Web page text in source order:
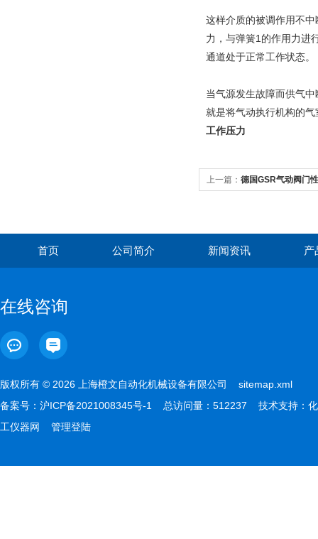
这样介质的被调作用不
力，与弹簧1的作用力进
通道处于正常工作状态。
当气源发生故障而供气
就是将气动执行机构的
工作压力
上一篇： 德国GSR气动阀门
首页 公司简介 新闻资讯 产
在线咨询
版权所有 © 2026 上海橙文自动化机械设备有限公司 sitemap.xml
备案号： 沪ICP备2021008345号-1 总访问量：512237 技术支持： 化
工仪器网
管理登陆